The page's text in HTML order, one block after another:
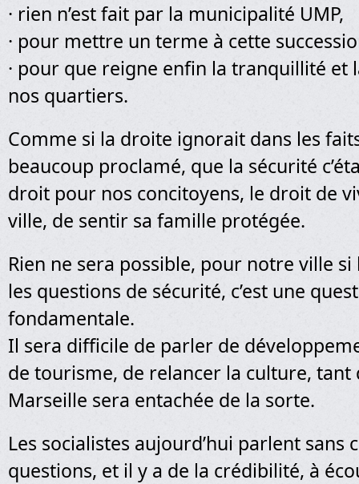
· rien n’est fait par la municipalité UMP,
· pour mettre un terme à cette
· pour que reigne enfin la tranquillité et
nos quartiers.
Comme si la droite ignorait dans les
beaucoup proclamé, que la sécurité
droit pour nos concitoyens, le droit de
ville, de sentir sa famille protégée.
Rien ne sera possible, pour notre ville si
les questions de sécurité, c’est une
fondamentale.
Il sera difficile de parler de
de tourisme, de relancer la culture, tant
Marseille sera entachée de la sorte.
Les socialistes aujourd’hui parlent sans
questions, et il y a de la crédibilité, à